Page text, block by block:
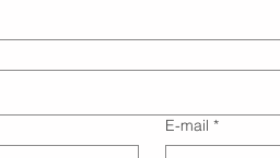
E-mail *